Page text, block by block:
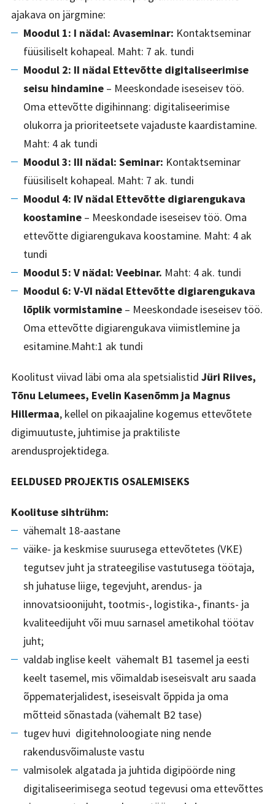
ajakava on järgmine:
Moodul 1: I nädal: Avaseminar: Kontaktseminar
füüsiliselt kohapeal. Maht: 7 ak. tundi
Moodul 2: II nädal Ettevõtte digitaliseerimise
seisu hindamine – Meeskondade iseseisev töö.
Oma ettevõtte digihinnang: digitaliseerimise
olukorra ja prioriteetsete vajaduste kaardistamine.
Maht: 4 ak tundi
Moodul 3: III nädal: Seminar: Kontaktseminar
füüsiliselt kohapeal. Maht: 7 ak. tundi
Moodul 4: IV nädal Ettevõtte digiarengukava
koostamine – Meeskondade iseseisev töö. Oma
ettevõtte digiarengukava koostamine. Maht: 4 ak
tundi
Moodul 5: V nädal: Veebinar. Maht: 4 ak. tundi
Moodul 6: V-VI nädal Ettevõtte digiarengukava
lõplik vormistamine – Meeskondade iseseisev töö.
Oma ettevõtte digiarengukava viimistlemine ja
esitamine.Maht:1 ak tundi
Koolitust viivad läbi oma ala spetsialistid Jüri Riives,
Tõnu Lelumees, Evelin Kasenõmm ja Magnus
Hillermaa, kellel on pikaajaline kogemus ettevõtete
digimuutuste, juhtimise ja praktiliste
arendusprojektidega.
EELDUSED PROJEKTIS OSALEMISEKS
Koolituse sihtrühm:
vähemalt 18-aastane
väike- ja keskmise suurusega ettevõtetes (VKE)
tegutsev juht ja strateegilise vastutusega töötaja,
sh juhatuse liige, tegevjuht, arendus- ja
innovatsioonijuht, tootmis-, logistika-, finants- ja
kvaliteedijuht või muu sarnasel ametikohal töötav
juht;
valdab inglise keelt vähemalt B1 tasemel ja eesti
keelt tasemel, mis võimaldab iseseisvalt aru saada
õppematerjalidest, iseseisvalt õppida ja oma
mõtteid sõnastada (vähemalt B2 tase)
tugev huvi digitehnoloogiate ning nende
rakendusvõimaluste vastu
valmisolek algatada ja juhtida digipöörde ning
digitaliseerimisega seotud tegevusi oma ettevõttes